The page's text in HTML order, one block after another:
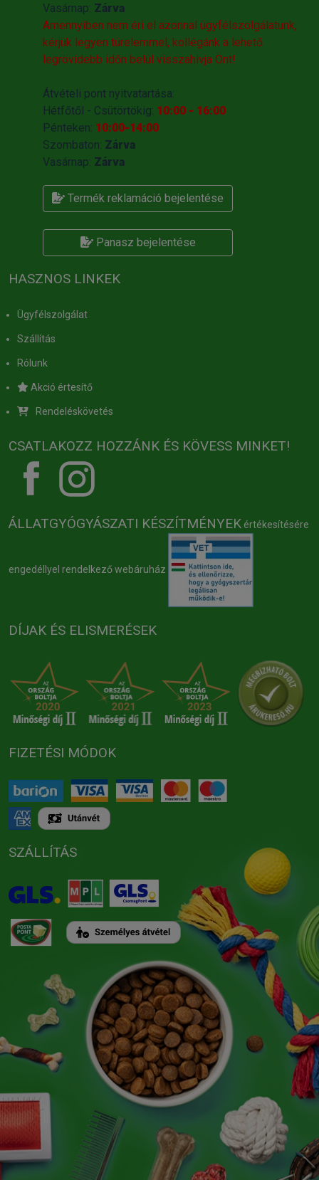
Vasárnap: Zárva
Amennyiben nem éri el azonnal ügyfélszolgálatunk,
kérjük legyen türelemmel, kollégánk a lehető
legrövidebb időn belül visszahivja Önt!
Átvételi pont nyitvatartása:
Hétfőtől - Csütörtökig: 10:00 - 16:00
Pénteken: 10:00-14:00
Szombaton: Zárva
Vasárnap: Zárva
Termék reklamáció bejelentése
Panasz bejelentése
HASZNOS LINKEK
Ügyfélszolgálat
Szállítás
Rólunk
Akció értesítő
Rendeléskövetés
CSATLAKOZZ HOZZÁNK ÉS KÖVESS MINKET!
ÁLLATGYÓGYÁSZATI KÉSZÍTMÉNYEK értékesítésére
engedéllyel rendelkező webáruház
DÍJAK ÉS ELISMERÉSEK
FIZETÉSI MÓDOK
SZÁLLÍTÁS